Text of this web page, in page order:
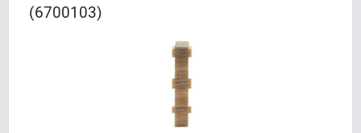
(6700103)